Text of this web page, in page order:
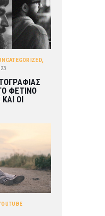
,
ΦΕΤΙΝΟ
ΟΙ